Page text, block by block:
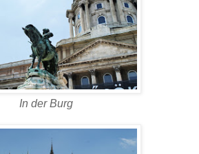
In der Burg